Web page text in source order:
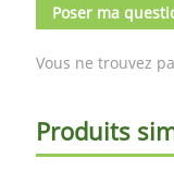
Poser ma
Vous ne trouvez
Produits